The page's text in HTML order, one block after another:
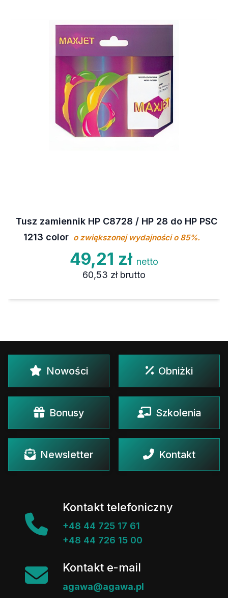
Tusz zamiennik HP C8728 / HP 28 do HP PSC
1213 color o zwiększonej wydajności o 85%.
49,21 zł netto
60,53 zł brutto
Nowości Obniżki
Bonusy Szkolenia
Newsletter Kontakt
Kontakt telefoniczny
+48 44 725 17 61
+48 44 726 15 00
Kontakt e-mail
agawa@agawa.pl